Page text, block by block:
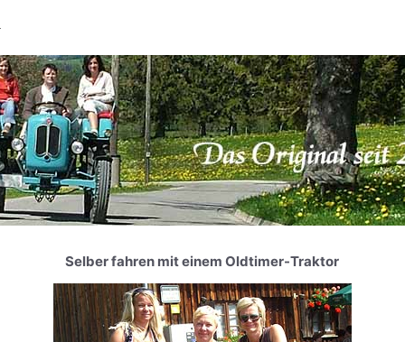
Selber fahren mit einem Oldtimer-Traktor